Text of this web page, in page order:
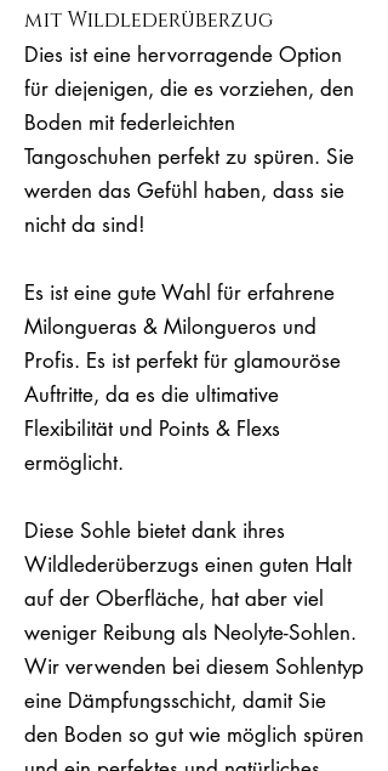
mit Wildlederüberzug
Dies ist eine hervorragende Option
für diejenigen, die es vorziehen, den
Boden mit federleichten
Tangoschuhen perfekt zu spüren. Sie
werden das Gefühl haben, dass sie
nicht da sind!
Es ist eine gute Wahl für erfahrene
Milongueras & Milongueros und
Profis. Es ist perfekt für glamouröse
Auftritte, da es die ultimative
Flexibilität und Points & Flexs
ermöglicht.
Diese Sohle bietet dank ihres
Wildlederüberzugs einen guten Halt
auf der Oberfläche, hat aber viel
weniger Reibung als Neolyte-Sohlen.
Wir verwenden bei diesem Sohlentyp
eine Dämpfungsschicht, damit Sie
den Boden so gut wie möglich spüren